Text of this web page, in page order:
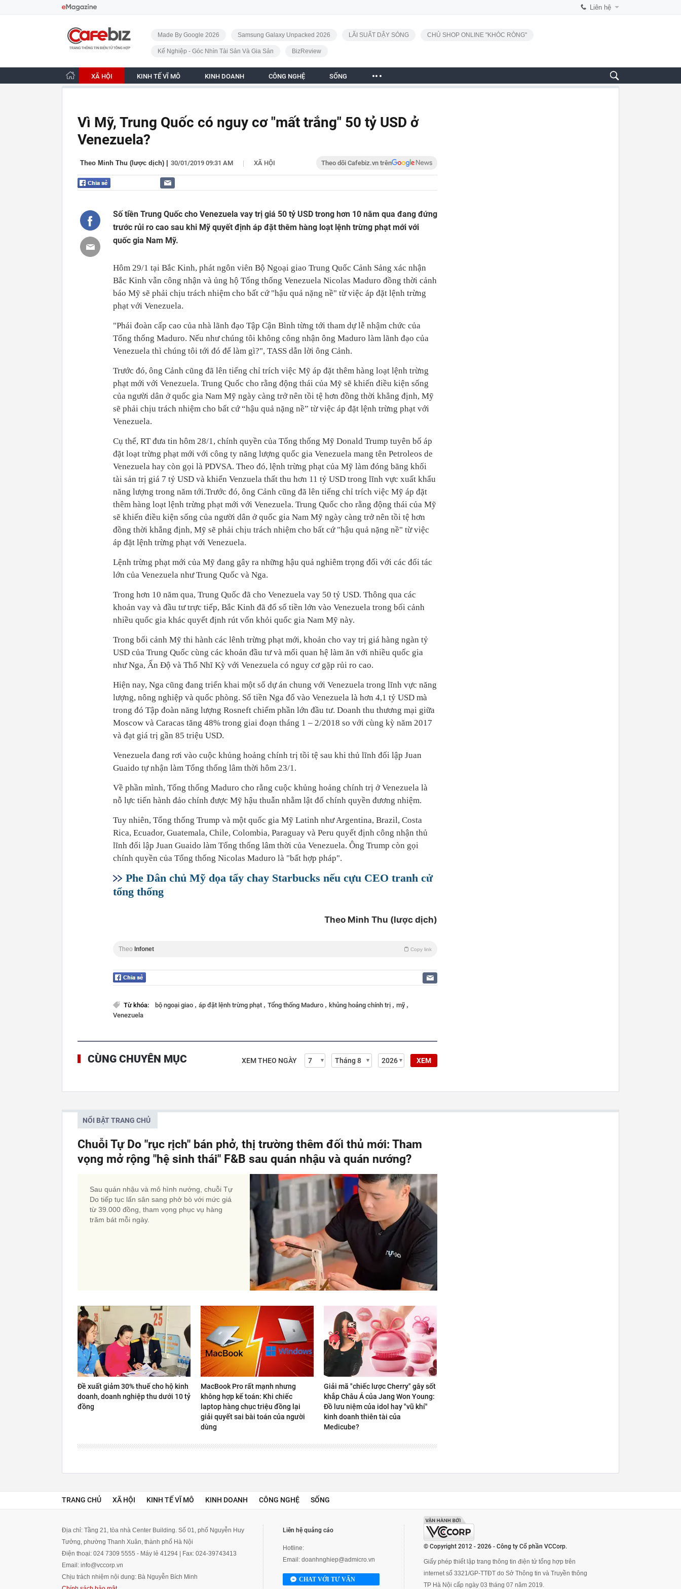
Liên hệ
CafeBiz - Trang chủ
Made By Google 2026 Samsung Galaxy Unpacked 2026 LÃI SUẤT DẬY SÓNG CHỦ SHOP ONLINE "KHÓC RÒNG"
Kế Nghiệp - Góc Nhìn Tài Sản Và Gia Sản BizReview
XÃ HỘI KINH TẾ VĨ MÔ KINH DOANH CÔNG NGHỆ SỐNG
Vì Mỹ, Trung Quốc có nguy cơ "mất trắng" 50 tỷ USD ở
Venezuela?
Theo Minh Thu (lược dịch) 30/01/2019 09:31 AM | XÃ HỘI Theo dõi Cafebiz.vn trên
Số tiền Trung Quốc cho Venezuela vay trị giá 50 tỷ USD trong hơn 10 năm qua đang đứng
trước rủi ro cao sau khi Mỹ quyết định áp đặt thêm hàng loạt lệnh trừng phạt mới với
quốc gia Nam Mỹ.
Hôm 29/1 tại Bắc Kinh, phát ngôn viên Bộ Ngoại giao Trung Quốc Cảnh Sảng xác nhận
Bắc Kinh vẫn công nhận và ủng hộ Tổng thống Venezuela Nicolas Maduro đồng thời cảnh
báo Mỹ sẽ phải chịu trách nhiệm cho bất cứ "hậu quả nặng nề" từ việc áp đặt lệnh trừng
phạt với Venezuela.
"Phái đoàn cấp cao của nhà lãnh đạo Tập Cận Bình từng tới tham dự lễ nhậm chức của
Tổng thống Maduro. Nếu như chúng tôi không công nhận ông Maduro làm lãnh đạo của
Venezuela thì chúng tôi tới đó để làm gì?", TASS dẫn lời ông Cảnh.
Trước đó, ông Cảnh cũng đã lên tiếng chỉ trích việc Mỹ áp đặt thêm hàng loạt lệnh trừng
phạt mới với Venezuela. Trung Quốc cho rằng động thái của Mỹ sẽ khiến điều kiện sống
của người dân ở quốc gia Nam Mỹ ngày càng trở nên tồi tệ hơn đồng thời khẳng định, Mỹ
sẽ phải chịu trách nhiệm cho bất cứ “hậu quả nặng nề” từ việc áp đặt lệnh trừng phạt với
Venezuela.
Cụ thể, RT đưa tin hôm 28/1, chính quyền của Tổng thống Mỹ Donald Trump tuyên bố áp
đặt loạt trừng phạt mới với công ty năng lượng quốc gia Venezuela mang tên Petroleos de
Venezuela hay còn gọi là PDVSA. Theo đó, lệnh trừng phạt của Mỹ làm đóng băng khối
tài sản trị giá 7 tỷ USD và khiến Venzuela thất thu hơn 11 tỷ USD trong lĩnh vực xuất khẩu
năng lượng trong năm tới.Trước đó, ông Cảnh cũng đã lên tiếng chỉ trích việc Mỹ áp đặt
thêm hàng loạt lệnh trừng phạt mới với Venezuela. Trung Quốc cho rằng động thái của Mỹ
sẽ khiến điều kiện sống của người dân ở quốc gia Nam Mỹ ngày càng trở nên tồi tệ hơn
đồng thời khẳng định, Mỹ sẽ phải chịu trách nhiệm cho bất cứ "hậu quả nặng nề" từ việc
áp đặt lệnh trừng phạt với Venezuela.
Lệnh trừng phạt mới của Mỹ đang gây ra những hậu quả nghiêm trọng đối với các đối tác
lớn của Venezuela như Trung Quốc và Nga.
Trong hơn 10 năm qua, Trung Quốc đã cho Venezuela vay 50 tỷ USD. Thông qua các
khoản vay và đầu tư trực tiếp, Bắc Kinh đã đổ số tiền lớn vào Venezuela trong bối cảnh
nhiều quốc gia khác quyết định rút vốn khỏi quốc gia Nam Mỹ này.
Trong bối cảnh Mỹ thi hành các lênh trừng phạt mới, khoản cho vay trị giá hàng ngàn tỷ
USD của Trung Quốc cùng các khoản đầu tư và mối quan hệ làm ăn với nhiều quốc gia
như Nga, Ấn Độ và Thổ Nhĩ Kỳ với Venezuela có nguy cơ gặp rủi ro cao.
Hiện nay, Nga cũng đang triển khai một số dự án chung với Venezuela trong lĩnh vực năng
lượng, nông nghiệp và quốc phòng. Số tiền Nga đổ vào Venezuela là hơn 4,1 tỷ USD mà
trong đó Tập đoàn năng lượng Rosneft chiếm phần lớn đầu tư. Doanh thu thương mại giữa
Moscow và Caracas tăng 48% trong giai đoạn tháng 1 – 2/2018 so với cùng kỳ năm 2017
và đạt giá trị gần 85 triệu USD.
Venezuela đang rơi vào cuộc khủng hoảng chính trị tồi tệ sau khi thủ lĩnh đối lập Juan
Guaido tự nhận làm Tổng thống lâm thời hôm 23/1.
Về phần mình, Tổng thống Maduro cho rằng cuộc khủng hoảng chính trị ở Venezuela là
nỗ lực tiến hành đảo chính được Mỹ hậu thuẫn nhằm lật đổ chính quyền đương nhiệm.
Tuy nhiên, Tổng thống Trump và một quốc gia Mỹ Latinh như Argentina, Brazil, Costa
Rica, Ecuador, Guatemala, Chile, Colombia, Paraguay và Peru quyết định công nhận thủ
lĩnh đối lập Juan Guaido làm Tổng thống lâm thời của Venezuela. Ông Trump còn gọi
chính quyền của Tổng thống Nicolas Maduro là "bất hợp pháp".
Phe Dân chủ Mỹ dọa tẩy chay Starbucks nếu cựu CEO tranh cử
tổng thống
Theo Minh Thu (lược dịch)
Theo Infonet Copy link
Từ khóa: bộ ngoại giao , áp đặt lệnh trừng phạt , Tổng thống Maduro , khủng hoảng chính trị , mỹ ,
Venezuela
CÙNG CHUYÊN MỤC XEM THEO NGÀY XEM
NỔI BẬT TRANG CHỦ
Chuỗi Tự Do "rục rịch" bán phở, thị trường thêm đối thủ mới: Tham
vọng mở rộng "hệ sinh thái" F&B sau quán nhậu và quán nướng?
Sau quán nhậu và mô hình nướng, chuỗi Tự
Do tiếp tục lấn sân sang phở bò với mức giá
từ 39.000 đồng, tham vọng phục vụ hàng
trăm bát mỗi ngày.
Đề xuất giảm 30% thuế cho hộ kinh
doanh, doanh nghiệp thu dưới 10 tỷ
đồng
MacBook Pro rất mạnh nhưng
không hợp kế toán: Khi chiếc
laptop hàng chục triệu đồng lại
giải quyết sai bài toán của người
dùng
Giải mã "chiếc lược Cherry" gây sốt
khắp Châu Á của Jang Won Young:
Đồ lưu niệm của idol hay "vũ khí"
kinh doanh thiên tài của
Medicube?
TRANG CHỦ XÃ HỘI KINH TẾ VĨ MÔ KINH DOANH CÔNG NGHỆ SỐNG
Địa chỉ: Tầng 21, tòa nhà Center Building. Số 01, phố Nguyễn Huy
Tưởng, phường Thanh Xuân, thành phố Hà Nội
Điện thoại: 024 7309 5555 - Máy lẻ 41294 | Fax: 024-39743413
Email: info@vccorp.vn
Chịu trách nhiệm nội dung: Bà Nguyễn Bích Minh
Liên hệ quảng cáo
Hotline:
Email: doanhnghiep@admicro.vn
CHAT VỚI TƯ VẤN
© Copyright 2012 - 2026 - Công ty Cổ phần VCCorp.
Giấy phép thiết lập trang thông tin điện tử tổng hợp trên
internet số 3321/GP-TTĐT do Sở Thông tin và Truyền thông
TP Hà Nội cấp ngày 03 tháng 07 năm 2019.